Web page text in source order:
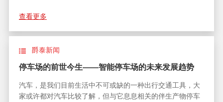
查看更多
爵泰新闻
停车场的前世今生——智能停车场的未来发展趋势
汽车，是我们目前生活中不可或缺的一种出行交通工具，大
家或许都对汽车比较了解，但与它息息相关的伴生产物停车